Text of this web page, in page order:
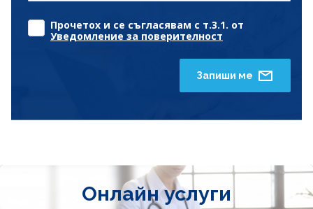
Прочетох и се съгласявам с т.3.1. от
Уведомление за поверителност
Запиши ме
Онлайн услуги